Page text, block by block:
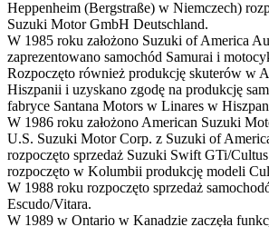
Heppenheim (Bergstraße) w Niemczech)
Suzuki Motor GmbH Deutschland.
W 1985 roku założono Suzuki of America
zaprezentowano samochód Samurai i
Rozpoczęto również produkcję skuterów w
Hiszpanii i uzyskano zgodę na produkcję
fabryce Santana Motors w Linares w
W 1986 roku założono American Suzuki
U.S. Suzuki Motor Corp. z Suzuki of
rozpoczęto sprzedaż Suzuki Swift GTi/
rozpoczęto w Kolumbii produkcję modeli
W 1988 roku rozpoczęto sprzedaż
Escudo/Vitara.
W 1989 w Ontario w Kanadzie zaczęła